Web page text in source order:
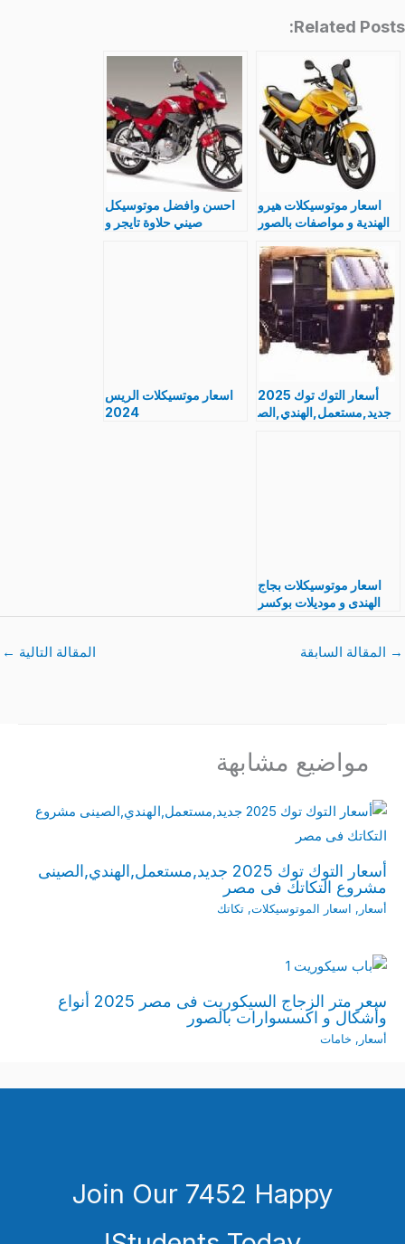
Related Posts:
اسعار موتوسيكلات هيرو
الهندية و مواصفات بالصور
hero
احسن وافضل موتوسيكل
صيني حلاوة تايجر و
أسعار التوك توك 2025
جديد,مستعمل,الهندي,الص
اسعار موتسيكلات الريس
2024
اسعار موتوسيكلات بجاج
الهندى و موديلات بوكسر
ديسكفر بولسار بلاتينا و
→ المقالة السابقة المقالة التالية ←
مواضيع مشابهة
أسعار التوك توك 2025 جديد,مستعمل,الهندي,الصينى
مشروع التكاتك فى مصر
أسعار , اسعار الموتوسيكلات, تكاتك
سعر متر الزجاج السيكوريت فى مصر 2025 أنواع
وأشكال و اكسسوارات بالصور
أسعار , خامات
Join Our 7452 Happy